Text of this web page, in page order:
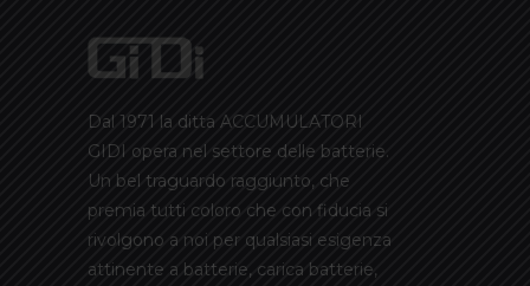
Dal 1971 la ditta ACCUMULATORI
GIDI opera nel settore delle batterie.
Un bel traguardo raggiunto, che
premia tutti coloro che con fiducia si
rivolgono a noi per qualsiasi esigenza
attinente a batterie, carica batterie,